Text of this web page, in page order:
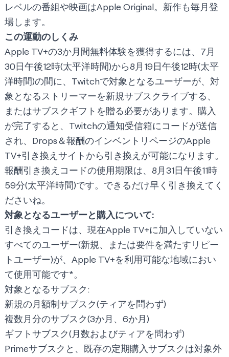
レベルの番組や映画はApple Original。新作も毎月登
場します。
この運動のしくみ
Apple TV+の3か月間無料体験を獲得するには、7月
30日午後12時(太平洋時間)から8月19日午後12時(太平
洋時間)の間に、Twitchで対象となるユーザーが、対
象となるストリーマーを新規サブスクライブする、
またはサブスクギフトを贈る必要があります。購入
が完了すると、Twitchの通知受信箱にコードが送信
され、 Drops＆報酬のインベントリページのApple
TV+引き換えサイト から引き換えが可能になります。
報酬引き換えコードの使用期限は、8月31日午後11時
59分(太平洋時間)です。できるだけ早く引き換えてく
ださいね。
対象となるユーザーと購入について:
引き換えコードは、現在Apple TV+に加入していない
すべてのユーザー(新規、または要件を満たすリピー
トユーザー)が、Apple TV+を利用可能な地域におい
て使用可能です*。
対象となるサブスク:
新規の月額制サブスク(ティアを問わず)
複数月分のサブスク(3か月、6か月)
ギフトサブスク(月数およびティアを問わず)
Primeサブスクと、既存の定期購入サブスクは対象外